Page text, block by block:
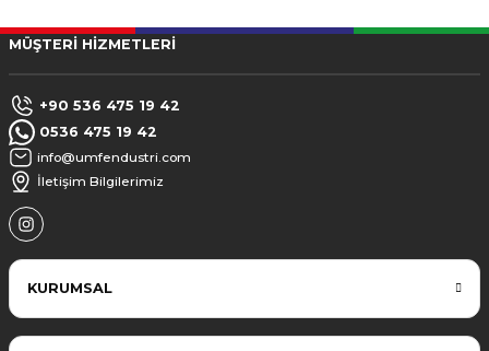
MÜŞTERİ HİZMETLERİ
+90 536 475 19 42
0536 475 19 42
info@umfendustri.com
İletişim Bilgilerimiz
KURUMSAL